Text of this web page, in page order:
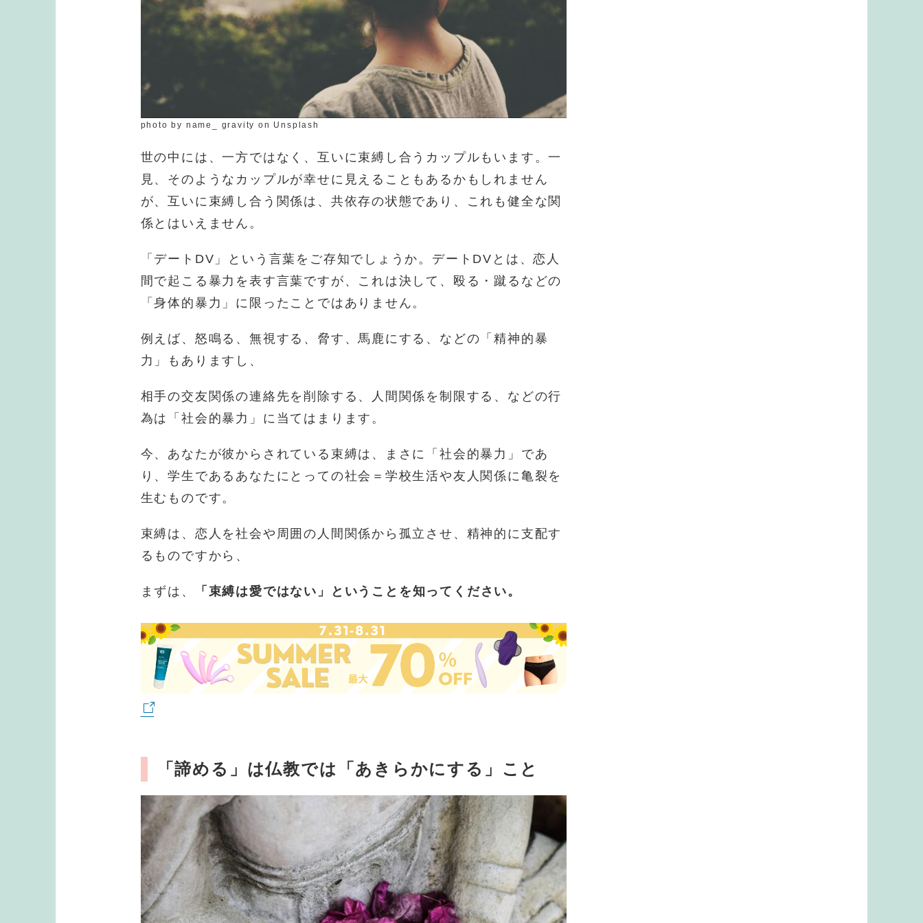
photo by name_ gravity on Unsplash
世の中には、一方ではなく、互いに束縛し合うカップルもいます。一
見、そのようなカップルが幸せに見えることもあるかもしれません
が、互いに束縛し合う関係は、共依存の状態であり、これも健全な関
係とはいえません。
「デートDV」という言葉をご存知でしょうか。デートDVとは、恋人
間で起こる暴力を表す言葉ですが、これは決して、殴る・蹴るなどの
「身体的暴力」に限ったことではありません。
例えば、怒鳴る、無視する、脅す、馬鹿にする、などの「精神的暴
力」もありますし、
相手の交友関係の連絡先を削除する、人間関係を制限する、などの行
為は「社会的暴力」に当てはまります。
今、あなたが彼からされている束縛は、まさに「社会的暴力」であ
り、学生であるあなたにとっての社会＝学校生活や友人関係に亀裂を
生むものです。
束縛は、恋人を社会や周囲の人間関係から孤立させ、精神的に支配す
るものですから、
まずは、 「束縛は愛ではない」ということを知ってください。
「諦める」は仏教では「あきらかにする」こと